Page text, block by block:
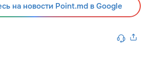
на новости Point.md в Google